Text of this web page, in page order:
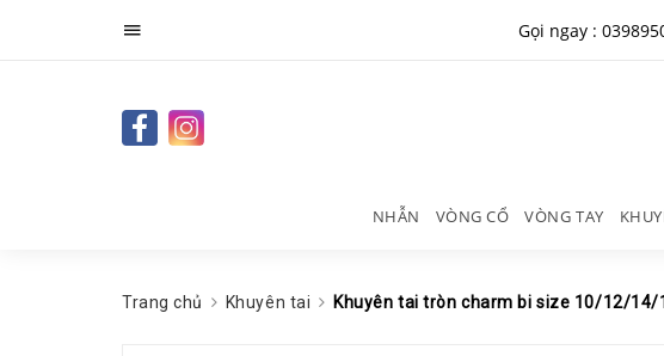
Gọi ngay :
NHẪN VÒNG CỔ VÒNG TAY
Trang chủ Khuyên tai Khuyên tai tròn charm bi size 10/12/